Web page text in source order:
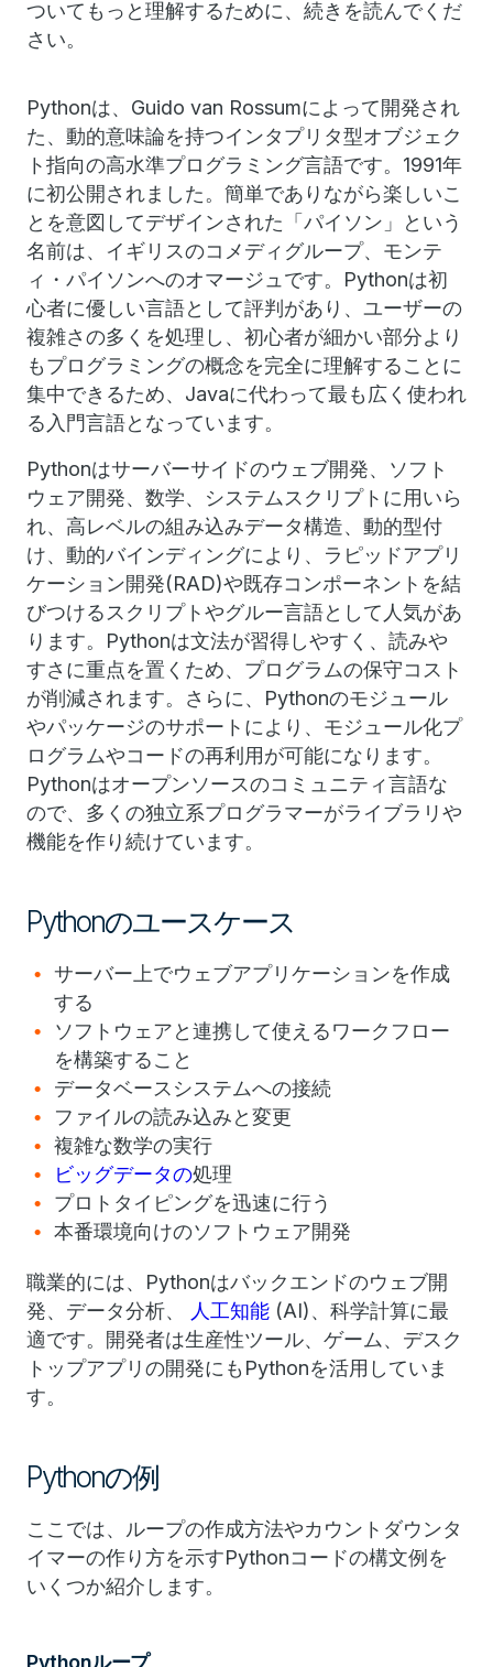
ついてもっと理解するために、続きを読んでくだ
さい。
Pythonは、Guido van Rossumによって開発され
た、動的意味論を持つインタプリタ型オブジェク
ト指向の高水準プログラミング言語です。1991年
に初公開されました。簡単でありながら楽しいこ
とを意図してデザインされた「パイソン」という
名前は、イギリスのコメディグループ、モンテ
ィ・パイソンへのオマージュです。Pythonは初
心者に優しい言語として評判があり、ユーザーの
複雑さの多くを処理し、初心者が細かい部分より
もプログラミングの概念を完全に理解することに
集中できるため、Javaに代わって最も広く使われ
る入門言語となっています。
Pythonはサーバーサイドのウェブ開発、ソフト
ウェア開発、数学、システムスクリプトに用いら
れ、高レベルの組み込みデータ構造、動的型付
け、動的バインディングにより、ラピッドアプリ
ケーション開発(RAD)や既存コンポーネントを結
びつけるスクリプトやグルー言語として人気があ
ります。Pythonは文法が習得しやすく、読みや
すさに重点を置くため、プログラムの保守コスト
が削減されます。さらに、Pythonのモジュール
やパッケージのサポートにより、モジュール化プ
ログラムやコードの再利用が可能になります。
Pythonはオープンソースのコミュニティ言語な
ので、多くの独立系プログラマーがライブラリや
機能を作り続けています。
Pythonのユースケース
サーバー上でウェブアプリケーションを作成
する
ソフトウェアと連携して使えるワークフロー
を構築すること
データベースシステムへの接続
ファイルの読み込みと変更
複雑な数学の実行
ビッグデータの処理
プロトタイピングを迅速に行う
本番環境向けのソフトウェア開発
職業的には、Pythonはバックエンドのウェブ開
発、データ分析、
人工知能 (AI)、科学計算に最
適です。開発者は生産性ツール、ゲーム、デスク
トップアプリの開発にもPythonを活用していま
す。
Pythonの例
ここでは、ループの作成方法やカウントダウンタ
イマーの作り方を示すPythonコードの構文例を
いくつか紹介します。
Pythonループ